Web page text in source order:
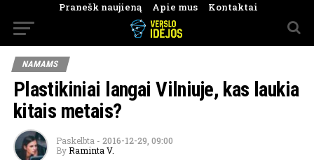
Pranešk naujieną Apie mus Kontaktai
NAMAMS
Plastikiniai langai Vilniuje, kas laukia
kitais metais?
Paskelbta - 2016-12-29, 09:00
By Raminta V.